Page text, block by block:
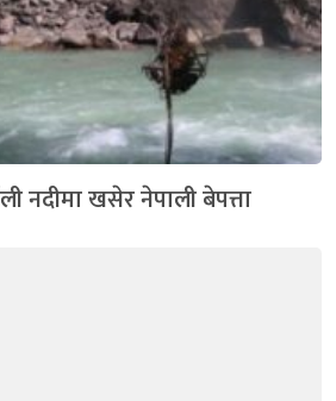
नदीमा खसेर नेपाली बेपत्ता